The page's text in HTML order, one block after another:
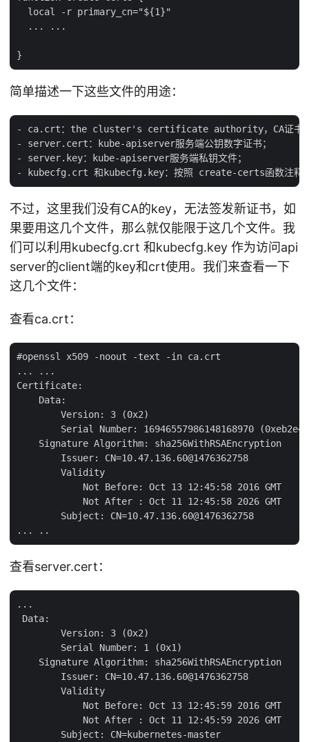
  local -r primary_cn="${1}"
  ... ...
简单描述一下这些文件的用途：
- ca.crt：the cluster's certificate authority，CA证书，即根
- server.cert：kube-apiserver服务端公钥数字证书；
- server.key：kube-apiserver服务端私钥文件；
不过，这里我们没有CA的key，无法签发新证书，如
果要用这几个文件，那么就仅能限于这几个文件。我
们可以利用kubecfg.crt 和kubecfg.key 作为访问api
server的client端的key和crt使用。我们来查看一下
这几个文件：
查看ca.crt：
#openssl x509 -noout -text -in ca.crt
... ...
Certificate:
    Data:
        Version: 3 (0x2)
Serial Number: 16946557986148168970
    Signature Algorithm: sha256WithRSAEncryption
        Issuer: CN=10.47.136.60@1476362758
        Validity
            Not Before: Oct 13 12:45:58 2016 GMT
            Not After : Oct 11 12:45:58 2026 GMT
        Subject: CN=10.47.136.60@1476362758
查看server.cert：
...
Data:
        Version: 3 (0x2)
        Serial Number: 1 (0x1)
    Signature Algorithm: sha256WithRSAEncryption
        Issuer: CN=10.47.136.60@1476362758
        Validity
            Not Before: Oct 13 12:45:59 2016 GMT
            Not After : Oct 11 12:45:59 2026 GMT
        Subject: CN=kubernetes-master